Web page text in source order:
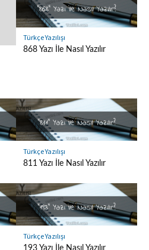
Türkçe Yazılışı
868 Yazı İle Nasıl Yazılır
Türkçe Yazılışı
811 Yazı İle Nasıl Yazılır
Türkçe Yazılışı
193 Yazı İle Nasıl Yazılır